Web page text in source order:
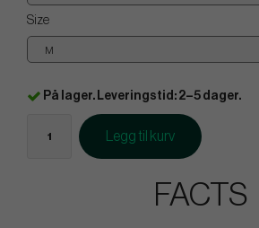
Size
På lager. Leveringstid: 2–5 dager.
Legg til kurv
FACTS